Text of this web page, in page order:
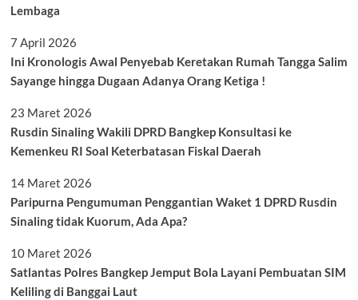
Lembaga
7 April 2026
Ini Kronologis Awal Penyebab Keretakan Rumah Tangga Salim
Sayange hingga Dugaan Adanya Orang Ketiga !
23 Maret 2026
Rusdin Sinaling Wakili DPRD Bangkep Konsultasi ke
Kemenkeu RI Soal Keterbatasan Fiskal Daerah
14 Maret 2026
Paripurna Pengumuman Penggantian Waket 1 DPRD Rusdin
Sinaling tidak Kuorum, Ada Apa?
10 Maret 2026
Satlantas Polres Bangkep Jemput Bola Layani Pembuatan SIM
Keliling di Banggai Laut